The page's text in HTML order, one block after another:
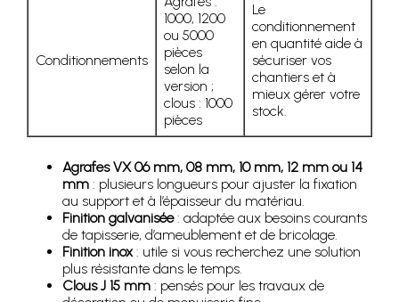
Conditionnements
1000, 1200
ou 5000
pièces
selon la
version ;
clous : 1000
pièces
Le
conditionnement
en quantité aide à
sécuriser vos
chantiers et à
mieux gérer votre
stock.
Agrafes VX 06 mm, 08 mm, 10 mm, 12 mm ou 14
mm : plusieurs longueurs pour ajuster la fixation
au support et à l’épaisseur du matériau.
Finition galvanisée: adaptée aux besoins courants
de tapisserie, d’ameublement et de bricolage.
Finition inox: utile si vous recherchez une solution
plus résistante dans le temps.
Clous J 15 mm : pensés pour les travaux de